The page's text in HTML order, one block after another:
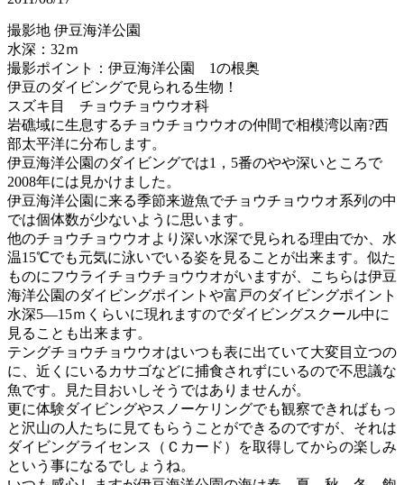
撮影地 伊豆海洋公園
水深：32ｍ
撮影ポイント：伊豆海洋公園 1の根奥
伊豆のダイビングで見られる生物！
スズキ目 チョウチョウウオ科
岩礁域に生息するチョウチョウウオの仲間で相模湾以南?西
部太平洋に分布します。
伊豆海洋公園のダイビングでは1，5番のやや深いところで
2008年には見かけました。
伊豆海洋公園に来る季節来遊魚でチョウチョウウオ系列の中
では個体数が少ないように思います。
他のチョウチョウウオより深い水深で見られる理由でか、水
温15℃でも元気に泳いでいる姿を見ることが出来ます。似た
ものにフウライチョウチョウウオがいますが、こちらは伊豆
海洋公園のダイビングポイントや富戸のダイビングポイント
水深5―15ｍくらいに現れますのでダイビングスクール中に
見ることも出来ます。
テングチョウチョウウオはいつも表に出ていて大変目立つの
に、近くにいるカサゴなどに捕食されずにいるので不思議な
魚です。見た目おいしそうではありませんが。
更に体験ダイビングやスノーケリングでも観察できればもっ
と沢山の人たちに見てもらうことができるのですが、それは
ダイビングライセンス（Ｃカード）を取得してからの楽しみ
という事になるでしょうね。